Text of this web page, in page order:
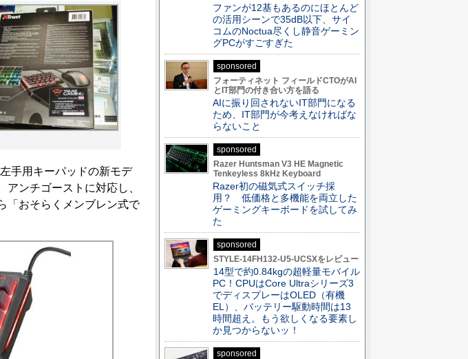
手用キーパッドの新モデ
ンチゴーストに対応し、
「おそらくメンブレン式で
ファンが12基もあるのにほとんど
の活用シーンで35dB以下、サイ
コムのNoctua尽くし静音ゲーミン
グPCがすごすぎた
sponsored
フォーティネット フィールドCTOがAI
とIT部門の付き合い方を語る
AIに振り回されないIT部門になる
ため、IT部門が今考えなければな
らないこと
sponsored
Razer Huntsman V3 HE Magnetic
Tenkeyless 8kHz Keyboard
Razer初の磁気式スイッチ採
用？ 低価格と多機能を両立した
ゲーミングキーボードを試してみ
た
sponsored
STYLE-14FH132-U5-UCSXをレビュー
14型で約0.84kgの超軽量モバイル
PC！CPUはCore Ultraシリーズ3
でディスプレーはOLED（有機
EL）、バッテリー駆動時間は13
時間超え。もう欲しくなる要素し
か見つからないッ！
sponsored